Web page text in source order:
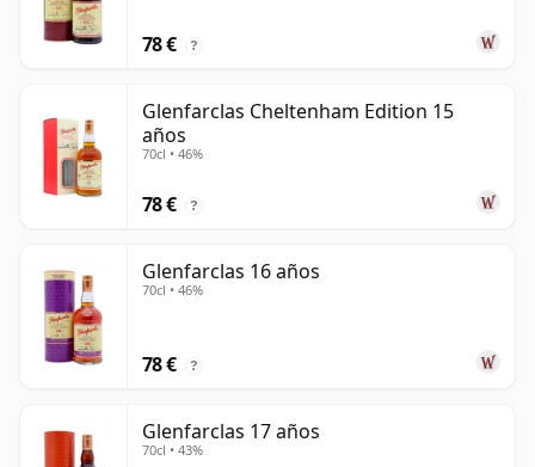
78 € ?
Glenfarclas Cheltenham Edition 15
años
70cl • 46%
78 € ?
Glenfarclas 16 años
70cl • 46%
78 € ?
Glenfarclas 17 años
70cl • 43%